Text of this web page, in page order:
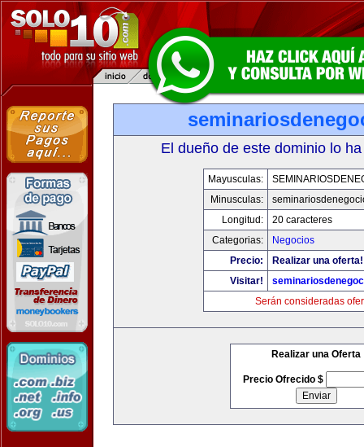
El dueño de este dominio lo
Mayusculas:
Minusculas:
Longitud:
20 caracteres
Categorias:
Negocios
Precio:
Realizar una oferta!
Visitar!
Serán consideradas
Realizar una Oferta
Precio Ofrecido $